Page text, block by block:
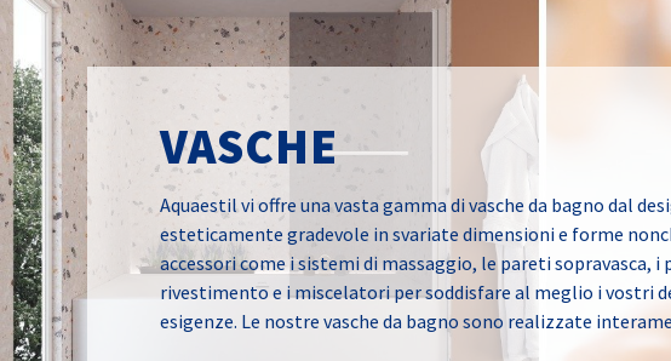
VASCHE
Aquaestil vi offre una vasta gamma di vasche da bagno dal
esteticamente gradevole in svariate dimensioni e forme
accessori come i sistemi di massaggio, le pareti sopravasca, i
rivestimento e i miscelatori per soddisfare al meglio i vostri
esigenze. Le nostre vasche da bagno sono realizzate